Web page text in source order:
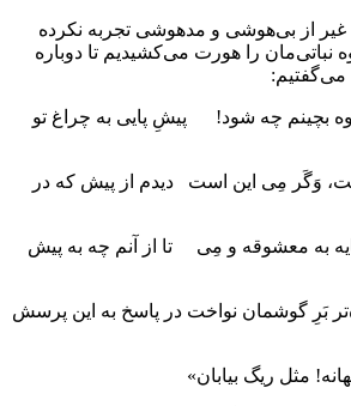
غیر از بی‌هوشی و مدهوشی تجربه نکرده
نباتی‌مان را هورت می‌کشیدیم تا دوباره
می‌گفتیم:
بچینم چه شود! پیشِ پایی به چراغ تو
وَگَر مِی این است دیدم از پیش که در
به معشوقه و مِی تا از آنم چه به پیش
بَرِ گوشمان نواخت در پاسخ به این پرسش
مثل ریگ بیابان»